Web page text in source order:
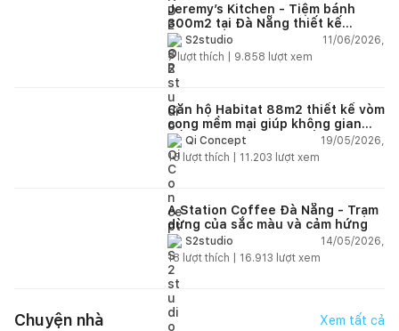
Jeremy’s Kitchen - Tiệm bánh
300m2 tại Đà Nẵng thiết kế
phong cách công nghiệp hiện đại
ngập tràn ánh sáng tự nhiên
S2studio
11/06/2026,
7lượt thích | 9.858 lượt xem
Căn hộ Habitat 88m2 thiết kế vòm
cong mềm mại giúp không gian
sống hiện đại trở nên ấm áp hơn
Qi Concept
19/05/2026,
15 lượt thích | 11.203 lượt xem
A Station Coffee Đà Nẵng - Trạm
dừng của sắc màu và cảm hứng
S2studio
14/05/2026,
18 lượt thích | 16.913 lượt xem
Chuyện nhà Xem tất cả